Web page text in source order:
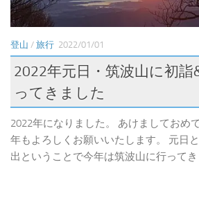
登山 / 旅行 2022/01/01
2022年元日・筑波山に初
ってきました
2022年になりました。 あけましておめ
年もよろしくお願いいたします。 元日
出ということで今年は筑波山に行ってき